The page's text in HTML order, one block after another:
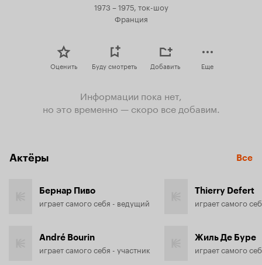
1973 – 1975, ток-шоу
Франция
Оценить Буду смотреть Добавить Еще
Информации пока нет,
но это временно — скоро все добавим.
Актёры Все
Бернар Пиво
играет самого себя - ведущий
André Bourin
играет самого себя - участник
Thierry Defert
играет самого
Жиль Де Буре
играет самого